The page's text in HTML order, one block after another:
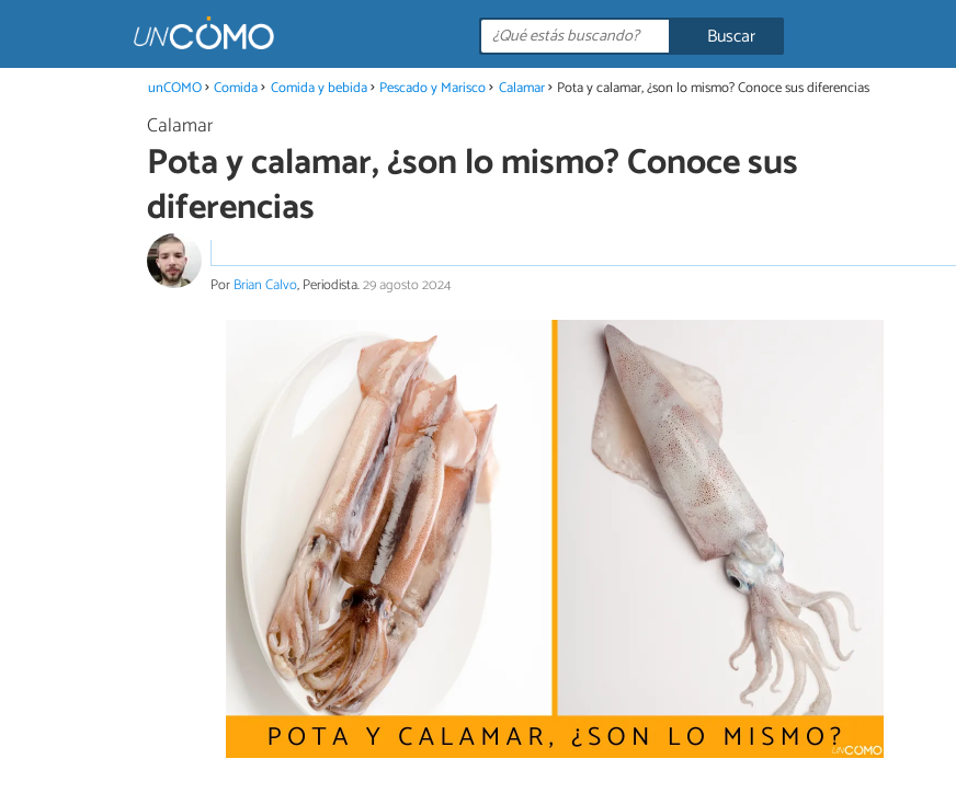
Buscar
unCOMO Comida Comida y bebida Pescado y Marisco Calamar Pota y calamar, ¿son lo mismo? Conoce sus diferencias
Calamar
Pota y calamar, ¿son lo mismo? Conoce sus
diferencias
PorBrian Calvo, Periodista.29 agosto 2024